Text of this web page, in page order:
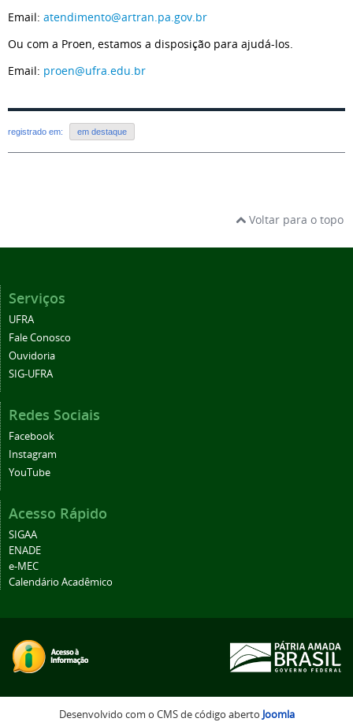
Email: atendimento@artran.pa.gov.br
Ou com a Proen, estamos a disposição para ajudá-los.
Email: proen@ufra.edu.br
registrado em: em destaque
Voltar para o topo
Serviços
UFRA
Fale Conosco
Ouvidoria
SIG-UFRA
Redes Sociais
Facebook
Instagram
YouTube
Acesso Rápido
SIGAA
ENADE
e-MEC
Calendário Acadêmico
Desenvolvido com o CMS de código aberto Joomla